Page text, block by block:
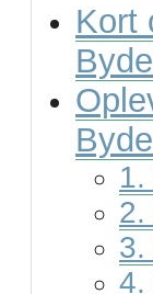
Kort
2.
3.
4.